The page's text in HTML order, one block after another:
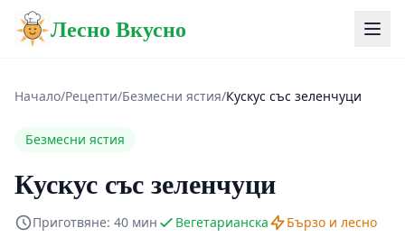
Лесно Вкусно
Начало/Рецепти/Безмесни ястия/Кускус със зеленчуци
Безмесни ястия
Кускус със зеленчуци
Приготвяне: 40 мин Вегетарианска Бързо и лесно